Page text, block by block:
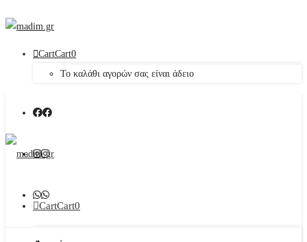
CartCart0
Το καλάθι αγορών σας είναι άδειο
CartCart0